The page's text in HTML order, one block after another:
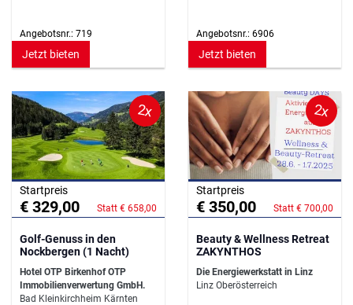
Angebotsnr.: 719
Jetzt bieten
Angebotsnr.: 6906
Jetzt bieten
2x
Startpreis
€ 329,00 Statt € 658,00
Golf-Genuss in den
Nockbergen (1 Nacht)
Hotel OTP Birkenhof OTP
Immobilienverwertung GmbH.
Bad Kleinkirchheim Kärnten
2x
Startpreis
€ 350,00 Statt € 700,00
Beauty & Wellness Retreat
ZAKYNTHOS
Die Energiewerkstatt in Linz
Linz Oberösterreich